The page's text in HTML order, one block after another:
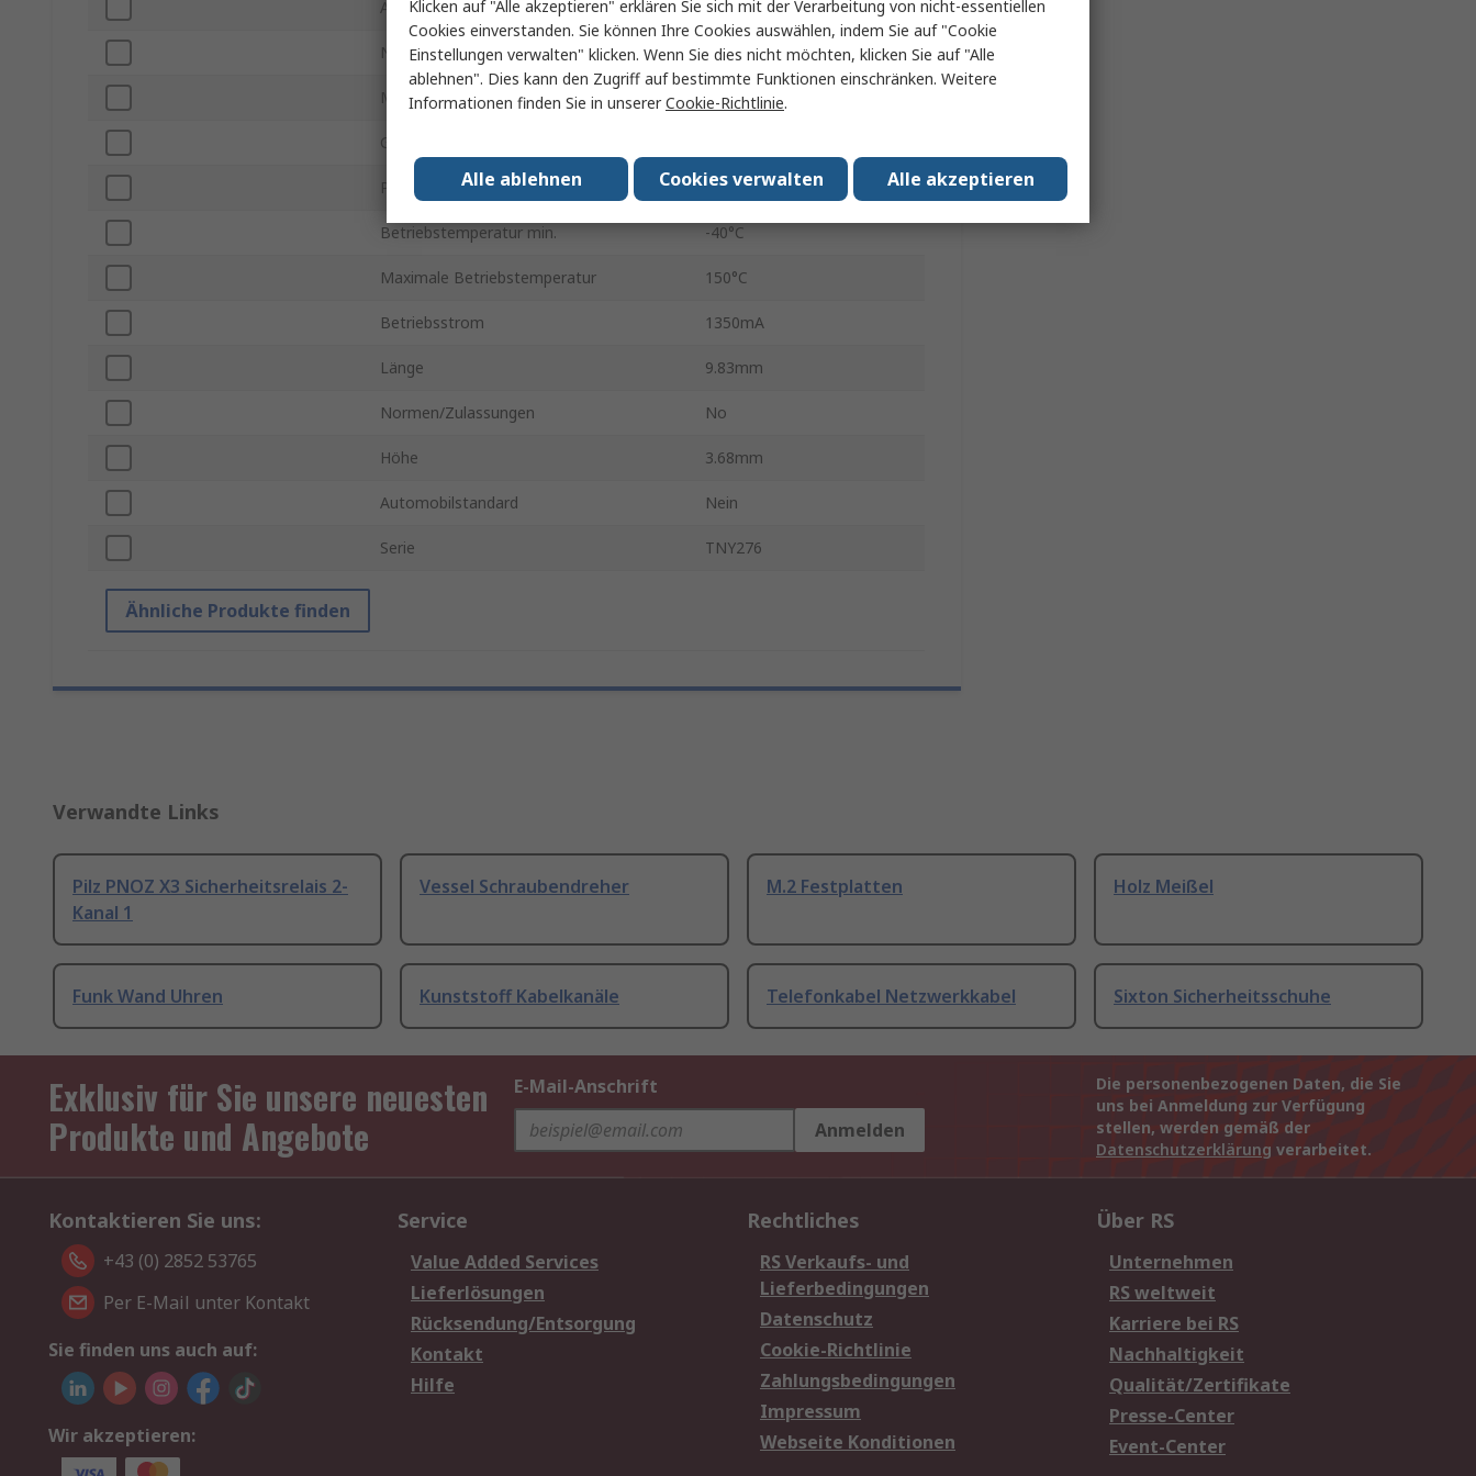
Anzahl der Eingänge 1
Nennleistung 15W
Montageart Durchsteckmontage
Gehäusegröße
Pinanzahl 8
Betriebstemperatur min. -40°C
Maximale Betriebstemperatur 150°C
Betriebsstrom 1350mA
Länge 9.83mm
Normen/Zulassungen No
Höhe 3.68mm
Automobilstandard Nein
Serie TNY276
Ähnliche Produkte finden
Verwandte Links
Pilz PNOZ X3 Sicherheitsrelais 2-
Kanal 1
Vessel Schraubendreher M.2 Festplatten Holz Meißel
Funk Wand Uhren Kunststoff Kabelkanäle Telefonkabel Netzwerkkabel Sixton Sicherheitsschuhe
Exklusiv für Sie unsere neuesten
Produkte und Angebote
E-Mail-Anschrift
Anmelden
Die personenbezogenen Daten, die Sie
uns bei Anmeldung zur Verfügung
stellen, werden gemäß der
Datenschutzerklärung verarbeitet.
Kontaktieren Sie uns:
+43 (0) 2852 53765
Per E-Mail unter Kontakt
Sie finden uns auch auf:
Wir akzeptieren:
Service
Value Added Services
Lieferlösungen
Rücksendung/Entsorgung
Kontakt
Hilfe
Rechtliches
RS Verkaufs- und
Lieferbedingungen
Datenschutz
Cookie-Richtlinie
Zahlungsbedingungen
Impressum
Webseite Konditionen
Über RS
Unternehmen
RS weltweit
Karriere bei RS
Nachhaltigkeit
Qualität/Zertifikate
Presse-Center
Event-Center
Klicken auf "Alle akzeptieren" erklären Sie sich mit der Verarbeitung von nicht-essentiellen
Cookies einverstanden. Sie können Ihre Cookies auswählen, indem Sie auf "Cookie
Einstellungen verwalten" klicken. Wenn Sie dies nicht möchten, klicken Sie auf "Alle
ablehnen". Dies kann den Zugriff auf bestimmte Funktionen einschränken. Weitere
Informationen finden Sie in unsererCookie-Richtlinie.
Alle akzeptieren
Cookies verwalten
Alle ablehnen